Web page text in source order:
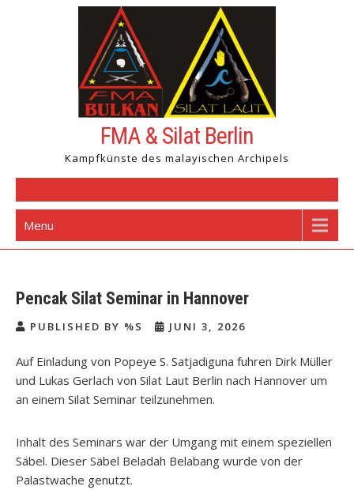
FMA & Silat Berlin
Kampfkünste des malayischen Archipels
Menu
Pencak Silat Seminar in Hannover
PUBLISHED BY %S JUNI 3, 2026
Auf Einladung von Popeye S. Satjadiguna fuhren Dirk Müller
und Lukas Gerlach von Silat Laut Berlin nach Hannover um
an einem Silat Seminar teilzunehmen.
Inhalt des Seminars war der Umgang mit einem speziellen
Säbel. Dieser Säbel Beladah Belabang wurde von der
Palastwache genutzt.